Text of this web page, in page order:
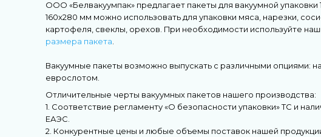
ООО «Белвакуумпак» предлагает пакеты для вакуумной
160х280 мм можно использовать для упаковки мяса, нарезки,
картофеля, свеклы, орехов. При необходимости используйте
размера пакета.
Вакуумные пакеты возможно выпускать с различными опциями:
еврослотом.
Отличительные черты вакуумных пакетов нашего производства:
1. Соответствие регламенту «О безопасности упаковки» ТС и
ЕАЭС.
2. Конкурентные цены и любые объемы поставок нашей